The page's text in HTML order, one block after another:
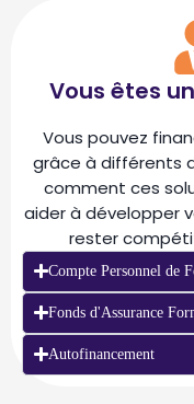
Vous êtes
Vous pouvez
grâce à différents
comment ces
aider à développer
rester
Compte Personnel de
Fonds d'Assurance
Autofinancement